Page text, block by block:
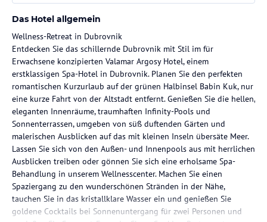
Das Hotel allgemein
Wellness-Retreat in Dubrovnik
Entdecken Sie das schillernde Dubrovnik mit Stil im für
Erwachsene konzipierten Valamar Argosy Hotel, einem
erstklassigen Spa-Hotel in Dubrovnik. Planen Sie den perfekten
romantischen Kurzurlaub auf der grünen Halbinsel Babin Kuk, nur
eine kurze Fahrt von der Altstadt entfernt. Genießen Sie die hellen,
eleganten Innenräume, traumhaften Infinity-Pools und
Sonnenterrassen, umgeben von süß duftenden Gärten und
malerischen Ausblicken auf das mit kleinen Inseln übersäte Meer.
Lassen Sie sich von den Außen- und Innenpools aus mit herrlichen
Ausblicken treiben oder gönnen Sie sich eine erholsame Spa-
Behandlung in unserem Wellnesscenter. Machen Sie einen
Spaziergang zu den wunderschönen Stränden in der Nähe,
tauchen Sie in das kristallklare Wasser ein und genießen Sie
goldene Cocktails bei Sonnenuntergang für zwei Personen und